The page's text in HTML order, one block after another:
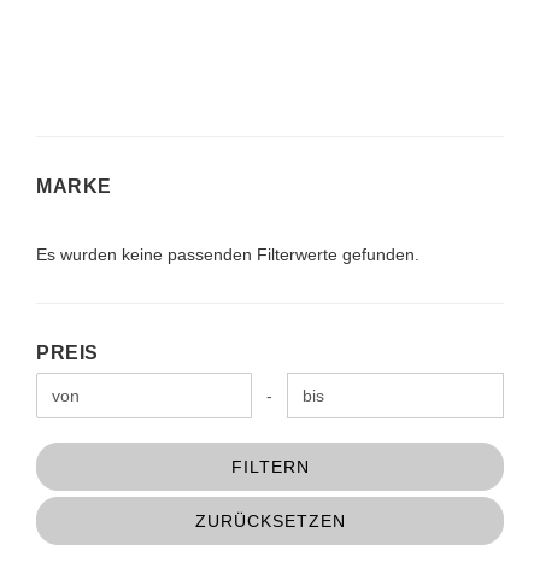
MARKE
MARKE
Es wurden keine passenden Filterwerte gefunden.
PREIS
PREIS
Preis bis -
FILTERN
ZURÜCKSETZEN